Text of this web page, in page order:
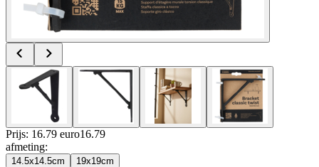
Prijs: 16.79 euro16.79
afmeting:
14.5x14.5cm 19x19cm